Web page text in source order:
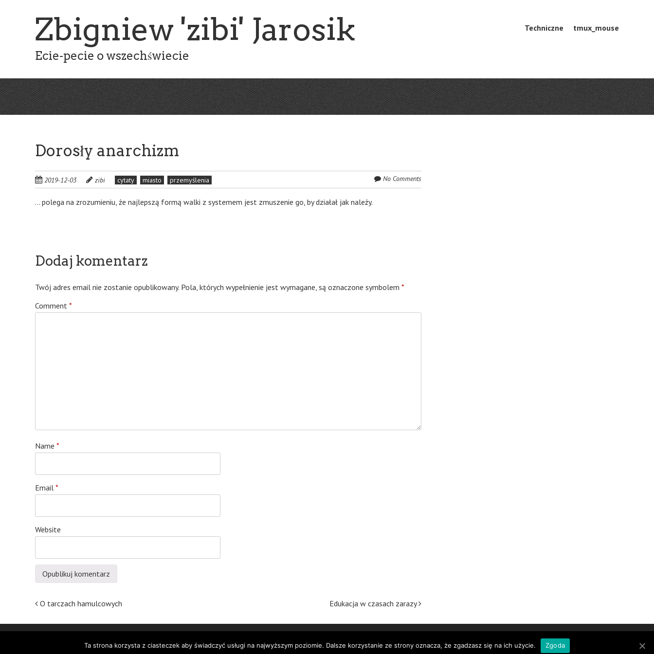
Zbigniew 'zibi' Jarosik
Ecie-pecie o wszechświecie
Menu
SkipTechniczne tmux_mouse
Dorosły anarchizm
2019-12-03 zibi cytaty miasto przemyślenia No Comments
… polega na zrozumieniu, że najlepszą formą walki z systemem jest zmuszenie go, by działał jak należy.
Dodaj komentarz
Twój adres email nie zostanie opublikowany. Pola, których wypełnienie jest wymagane, są oznaczone symbolem *
Comment *
Name *
Email *
Website
Post
navigation
O tarczach hamulcowych Edukacja w czasach zarazy
Proudly powered byWordPress
Ta strona korzysta z ciasteczek aby świadczyć usługi na najwyższym poziomie. Dalsze korzystanie ze strony oznacza, że zgadzasz się na ich użycie. Zgoda